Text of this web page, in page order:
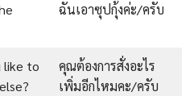
ฉันเอาซุปกุ้งค่ะ/ครับ
like to
คุณต้องการสั่งอะไร
เพิ่มอีกไหมคะ/ครับ